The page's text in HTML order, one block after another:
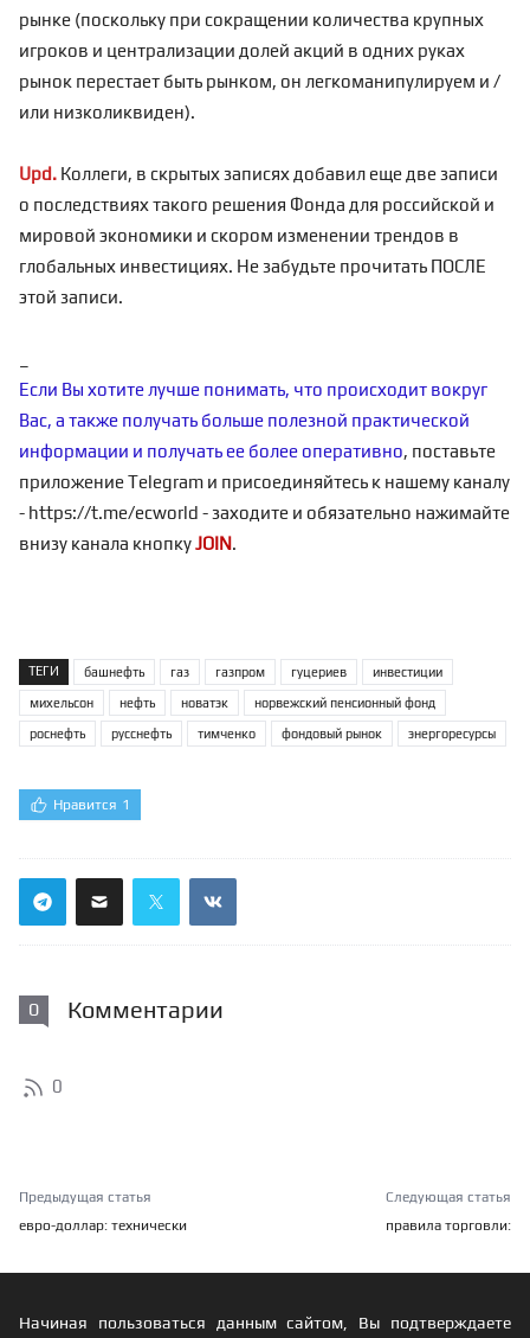
рынке (поскольку при сокращении количества крупных
игроков и централизации долей акций в одних руках
рынок перестает быть рынком, он легкоманипулируем и /
или низколиквиден).
Upd. Коллеги, в скрытых записях добавил еще две записи
о последствиях такого решения Фонда для российской и
мировой экономики и скором изменении трендов в
глобальных инвестициях. Не забудьте прочитать ПОСЛЕ
этой записи.
Если Вы хотите лучше понимать, что происходит вокруг
Вас, а также получать больше полезной практической
информации и получать ее более оперативно, поставьте
приложение Telegram и присоединяйтесь к нашему каналу
- https://t.me/ecworld - заходите и обязательно нажимайте
внизу канала кнопкуJOIN.
ТЕГИ башнефть газ газпром гуцериев инвестиции
михельсон нефть новатэк норвежский пенсионный фонд
роснефть русснефть тимченко фондовый рынок энергоресурсы
Нравится 1
0 Комментарии
0
Предыдущая статья
евро-доллар: технически
Следующая статья
правила торговли:
Начиная пользоваться данным сайтом, Вы подтверждаете